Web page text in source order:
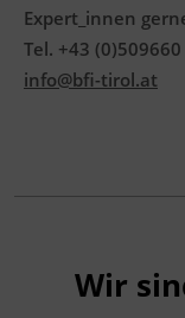
Expert_innen
Tel. +43 (0)509660
info@bfi-tirol.at
Wir